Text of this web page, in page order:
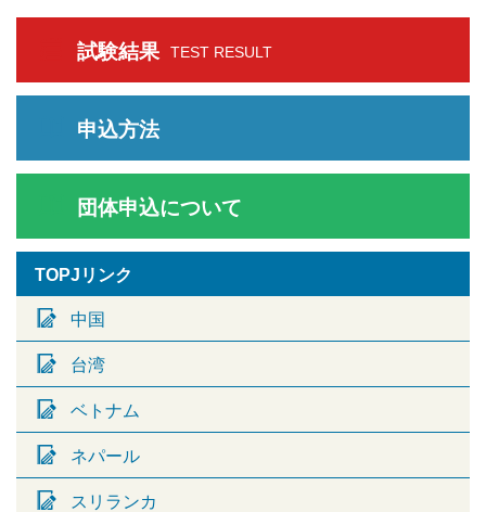
試験結果 TEST RESULT
申込方法
団体申込について
TOPJリンク
中国
台湾
ベトナム
ネパール
スリランカ